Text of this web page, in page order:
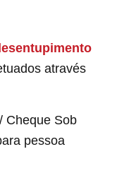
através
Cheque Sob
pessoa